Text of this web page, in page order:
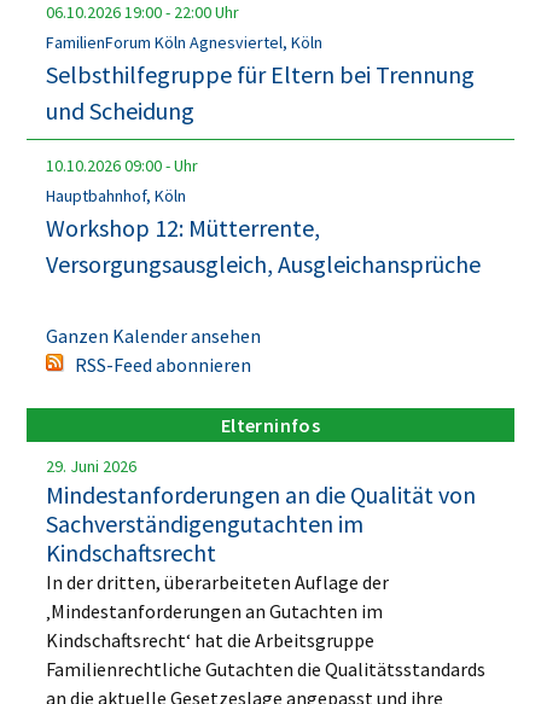
06.10.202619:00- 22:00Uhr
FamilienForum Köln Agnesviertel, Köln
Selbsthilfegruppe für Eltern bei Trennung
und Scheidung
10.10.202609:00-Uhr
Hauptbahnhof, Köln
Workshop 12: Mütterrente,
Versorgungsausgleich, Ausgleichansprüche
Ganzen Kalender ansehen
RSS-Feed abonnieren
Elterninfos
29. Juni 2026
Mindestanforderungen an die Qualität von
Sachverständigengutachten im
Kindschaftsrecht
In der dritten, überarbeiteten Auflage der
‚Mindestanforderungen an Gutachten im
Kindschaftsrecht‘ hat die Arbeitsgruppe
Familienrechtliche Gutachten die Qualitätsstandards
an die aktuelle Gesetzeslage angepasst und ihre